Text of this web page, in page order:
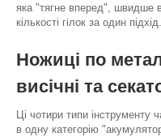
яка "тягне вперед", швидше
кількості гілок за один підхід.
Ножиці по
висічні та
Ці чотири типи інструменту
в одну категорію